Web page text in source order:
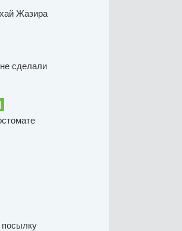
Жазира
сделали